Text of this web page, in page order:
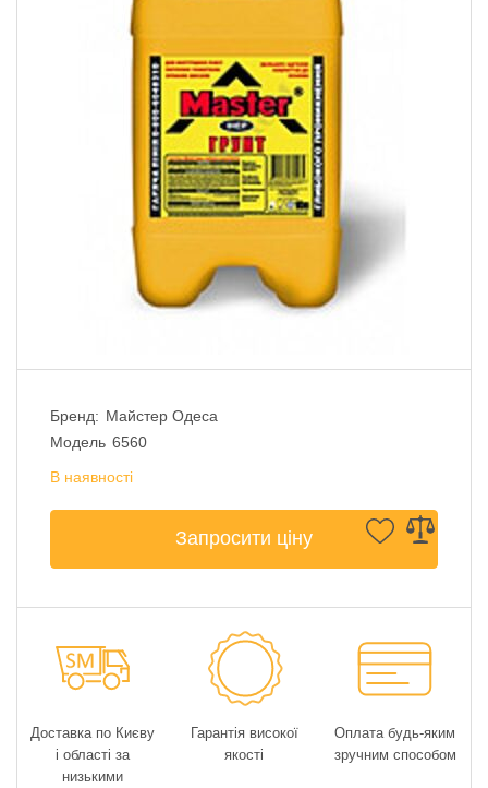
Бренд: Майстер Одеса
Модель 6560
В наявності
Запросити ціну
Доставка по Києву
і області за
низькими
Гарантія високої
якості
Оплата будь-яким
зручним способом